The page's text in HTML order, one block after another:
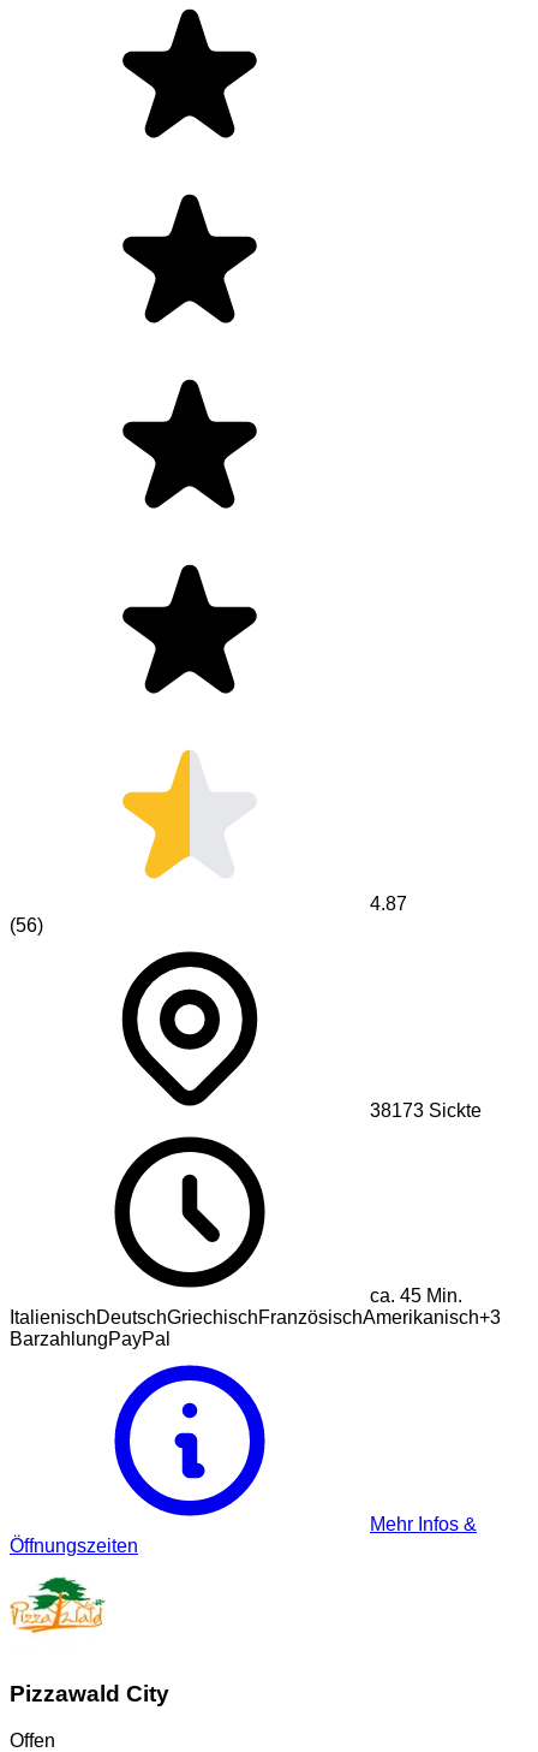
4.87
(56)
38173 Sickte
ca. 45 Min.
ItalienischDeutschGriechischFranzösischAmerikanisch+3
BarzahlungPayPal
Mehr Infos &
Öffnungszeiten
Pizzawald City
Offen